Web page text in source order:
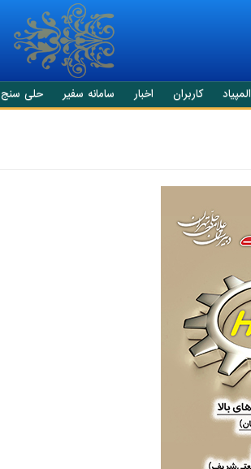
المپیاد کاربران اخبار سامانه سفیر حلی سنج